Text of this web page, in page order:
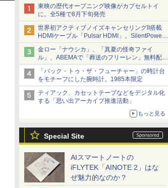
東映の歴代オープニング映像がカプセルトイ
に。全5種で8月下旬発売
世界初アクティブノイズキャンセリングII搭載
HDMIケーブル「Pulsar HDMI」。SilentPower
から
金ロー「ナウシカ」、「真夏の怪奇ファイ
ル」、ABEMAで「葬送のフリーレン」無料配信
など。夏の特番・配信情報
「バック・トゥ・ザ・フューチャー」の時計台
をモチーフにした腕時計。1985本限定
ティアック、カセットテープなどをデジタル化
する「思い出アーカイブ推進活動」
もっと見る
Special Site
AIスマートノートの
iFLYTEK「AINOTE 2」はな
ぜ魅力的なのか？